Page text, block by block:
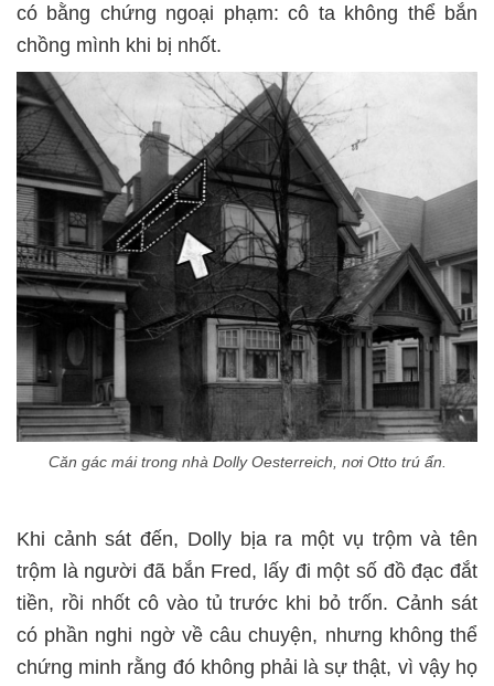
có bằng chứng ngoại phạm: cô ta không thể bắn
chồng mình khi bị nhốt.
Căn gác mái trong nhà Dolly Oesterreich, nơi Otto trú ẩn.
Khi cảnh sát đến, Dolly bịa ra một vụ trộm và tên
trộm là người đã bắn Fred, lấy đi một số đồ đạc đắt
tiền, rồi nhốt cô vào tủ trước khi bỏ trốn. Cảnh sát
có phần nghi ngờ về câu chuyện, nhưng không thể
chứng minh rằng đó không phải là sự thật, vì vậy họ